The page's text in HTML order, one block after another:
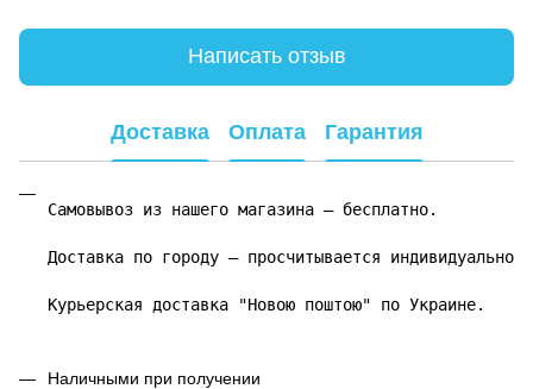
Написать отзыв
Доставка Оплата Гарантия
Самовывоз из нашего магазина – бесплатно.
Доставка по городу – просчитывается индивидуально.
Курьерская доставка "Новою поштою" по Украине.
Наличными при получении